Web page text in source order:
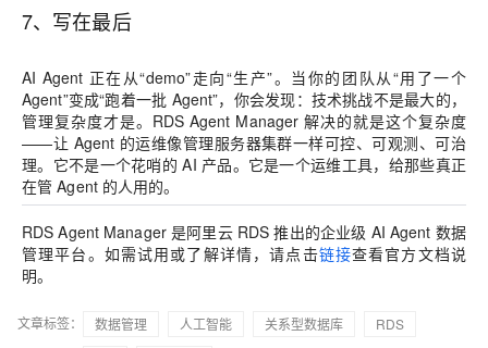
7、写在最后
AI Agent 正在从“demo”走向“生产”。当你的团队从“用了一个
Agent”变成“跑着一批 Agent”，你会发现：技术挑战不是最大的，
管理复杂度才是。RDS Agent Manager 解决的就是这个复杂度
——让 Agent 的运维像管理服务器集群一样可控、可观测、可治
理。它不是一个花哨的 AI 产品。它是一个运维工具，给那些真正
在管 Agent 的人用的。
RDS Agent Manager 是阿里云 RDS 推出的企业级 AI Agent 数据
管理平台。如需试用或了解详情，请点击链接查看官方文档说
明。
文章标签： 数据管理 人工智能 关系型数据库
RDS